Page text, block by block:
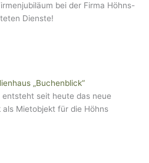
bei der Firma Höhns-
Dienste!
„Buchenblick“
seit heute das neue
Mietobjekt für die Höhns